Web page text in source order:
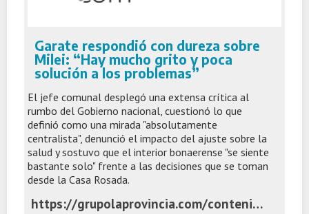
Garate respondió con dureza sobre
Milei: “Hay mucho grito y poca
solución a los problemas”
El jefe comunal desplegó una extensa crítica al
rumbo del Gobierno nacional, cuestionó lo que
definió como una mirada "absolutamente
centralista", denunció el impacto del ajuste sobre la
salud y sostuvo que el interior bonaerense "se siente
bastante solo" frente a las decisiones que se toman
desde la Casa Rosada.
https://grupolaprovincia.com/contenido/599470/garate-respondio-con-dureza-sobre-milei-hay-mucho-grito-y-poca-solucion-a-los-pr